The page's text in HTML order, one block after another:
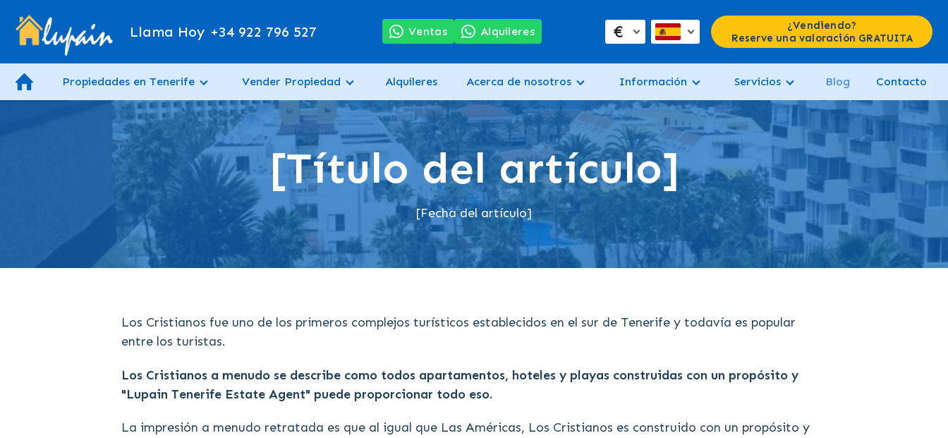
Llama Hoy +34 922 796 527 Ventas Alquileres €
¿Vendiendo?
Reserve una valoración GRATUITA
Propiedades en Tenerife Vender Propiedad Alquileres Acerca de nosotros Información Servicios Blog Contacto
[Título del artículo]
[Fecha del artículo]
Los Cristianos fue uno de los primeros complejos turísticos establecidos en el sur de Tenerife y todavía es popular
entre los turistas.
Los Cristianos a menudo se describe como todos apartamentos, hoteles y playas construidas con un propósito y
"Lupain Tenerife Estate Agent" puede proporcionar todo eso.
La impresión a menudo retratada es que al igual que Las Américas, Los Cristianos es construido con un propósito y